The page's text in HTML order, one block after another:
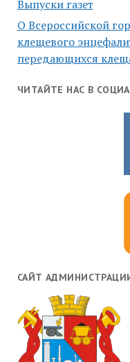
Выпуски газет
О Всероссийской
клещевого
передающихся
ЧИТАЙТЕ НАС В
САЙТ